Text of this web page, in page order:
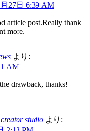
27日 6:39 AM
article post.Really thank
more.
より:
AM
drawback, thanks!
studio より: